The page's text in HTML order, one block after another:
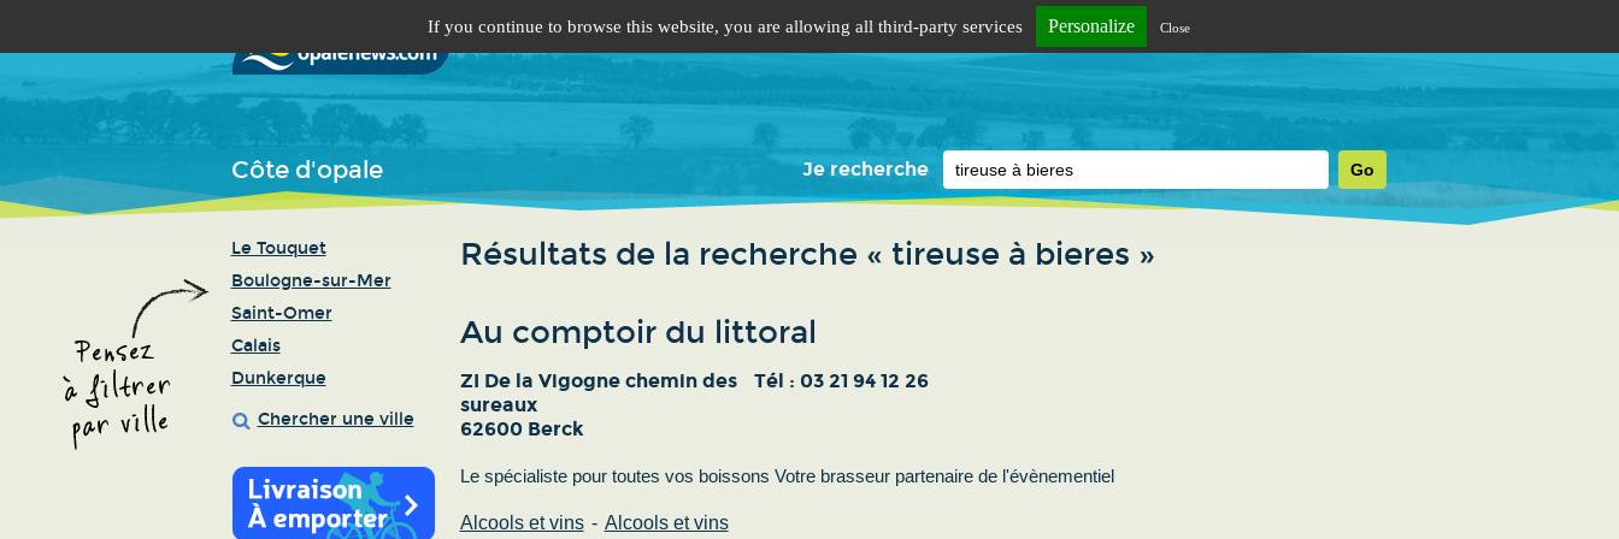
Côte d'opale Je recherche
Le Touquet
Boulogne-sur-Mer
Saint-Omer
Calais
Dunkerque
Chercher une ville
Résultats de la recherche « tireuse à bieres »
Au comptoir du littoral
ZI De la Vigogne chemin des
sureaux
62600 Berck
Tél : 03 21 94 12 26
Le spécialiste pour toutes vos boissons Votre brasseur partenaire de l'évènementiel
Alcools et vins Alcools et vins
If you continue to browse this website, you are allowing all third-party services Personalize Close